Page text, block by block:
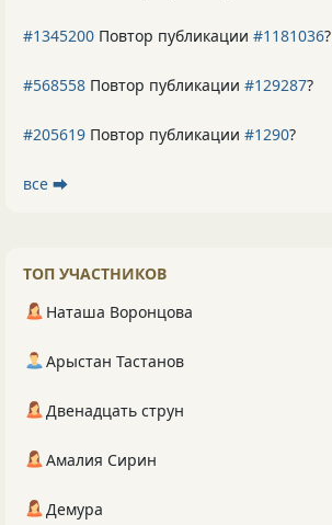
#1345200 Повтор публикации #1181036?
#568558 Повтор публикации #129287?
#205619 Повтор публикации #1290?
все ⮕
ТОП УЧАСТНИКОВ
Наташа Воронцова
Арыстан Тастанов
Двенадцать струн
Амалия Сирин
Демура